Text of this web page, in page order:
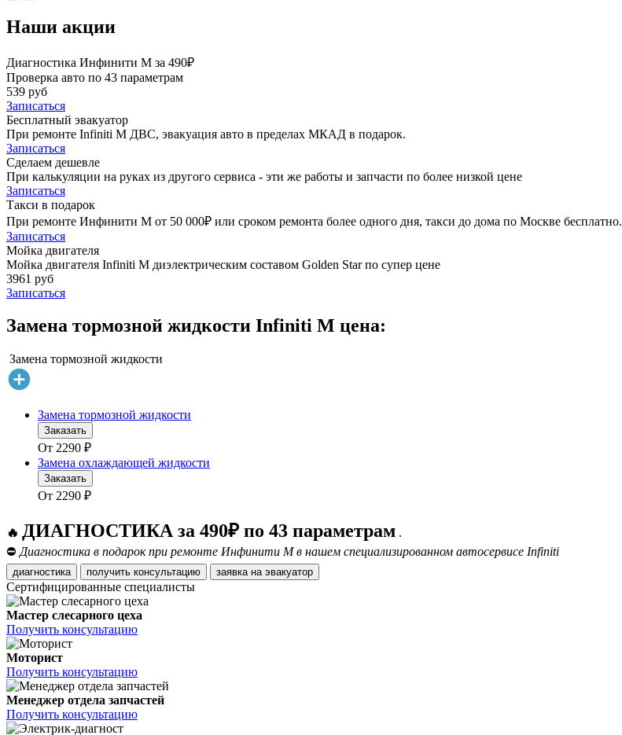
Наши акции
Диагностика Инфинити М за 490₽
Проверка авто по 43 параметрам
539 руб
Записаться
Бесплатный эвакуатор
При ремонте Infiniti M ДВС, эвакуация авто в пределах МКАД в подарок.
Записаться
Сделаем дешевле
При калькуляции на руках из другого сервиса - эти же работы и запчасти по более низкой цене
Записаться
Такси в подарок
При ремонте Инфинити М от 50 000₽ или сроком ремонта более одного дня, такси до дома по Москве бесплатно.
Записаться
Мойка двигателя
Мойка двигателя Infiniti M диэлектрическим составом Golden Star по супер цене
3961 руб
Записаться
Замена тормозной жидкости Infiniti M цена:
Замена тормозной жидкости
Замена тормозной жидкости
Заказать
От 2290 ₽
Замена охлаждающей жидкости
Заказать
От 2290 ₽
🔥 ДИАГНОСТИКА за 490₽ по 43 параметрам .
⛔ Диагностика в подарок при ремонте Инфинити М в нашем специализированном автосервисе Infiniti
диагностика получить консультацию заявка на эвакуатор
Сертифицированные специалисты
Мастер слесарного цеха
Получить консультацию
Моторист
Получить консультацию
Менеджер отдела запчастей
Получить консультацию